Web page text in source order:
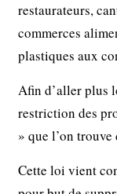
restaurateurs,
commerces
plastiques aux
Afin d’aller plus
restriction des
» que l’on
Cette loi vient